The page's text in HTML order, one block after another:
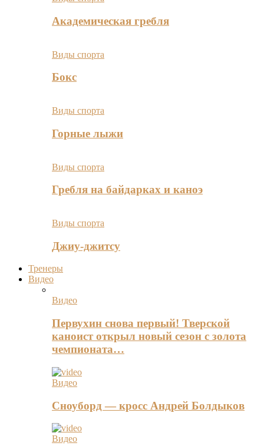
Академическая гребля
Виды спорта
Бокс
Виды спорта
Горные лыжи
Виды спорта
Гребля на байдарках и каноэ
Виды спорта
Джиу-джитсу
Тренеры
Видео
Видео
Первухин снова первый! Тверской
каноист открыл новый сезон с золота
чемпионата…
Видео
Сноуборд — кросс Андрей Болдыков
Видео